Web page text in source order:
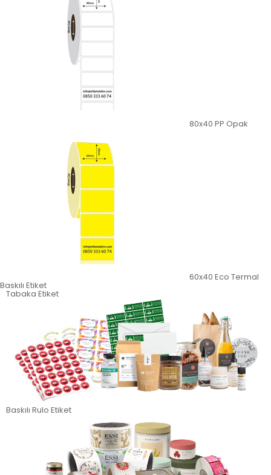
80x40 PP Opak
60x40 Eco Termal
Baskılı Etiket
Tabaka Etiket
Baskılı Rulo Etiket